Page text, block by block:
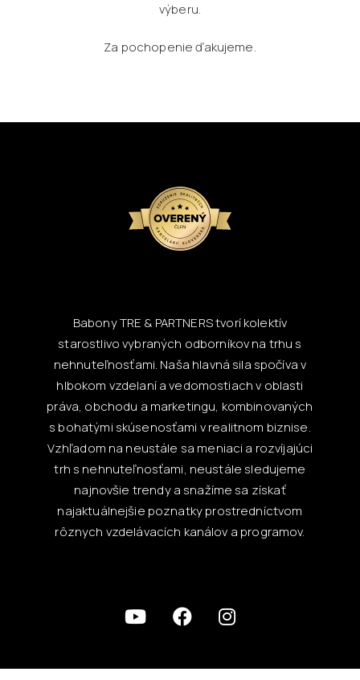
výberu.
Za pochopenie ďakujeme.
Babony TRE & PARTNERS tvorí kolektív
starostlivo vybraných odborníkov na trhu s
nehnuteľnosťami. Naša hlavná sila spočíva v
hlbokom vzdelaní a vedomostiach v oblasti
práva, obchodu a marketingu, kombinovaných
s bohatými skúsenosťami v realitnom biznise.
Vzhľadom na neustále sa meniaci a rozvíjajúci
trh s nehnuteľnosťami, neustále sledujeme
najnovšie trendy a snažíme sa získať
najaktuálnejšie poznatky prostredníctvom
rôznych vzdelávacích kanálov a programov.